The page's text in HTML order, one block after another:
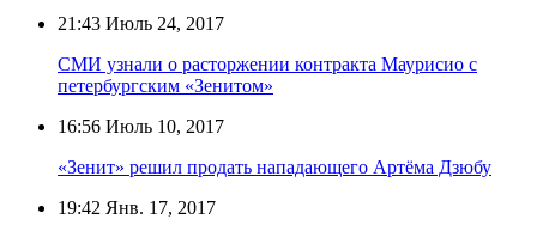
21:43 Июль 24, 2017
СМИ узнали о расторжении контракта Маурисио с
петербургским «Зенитом»
16:56 Июль 10, 2017
«Зенит» решил продать нападающего Артёма Дзюбу
19:42 Янв. 17, 2017